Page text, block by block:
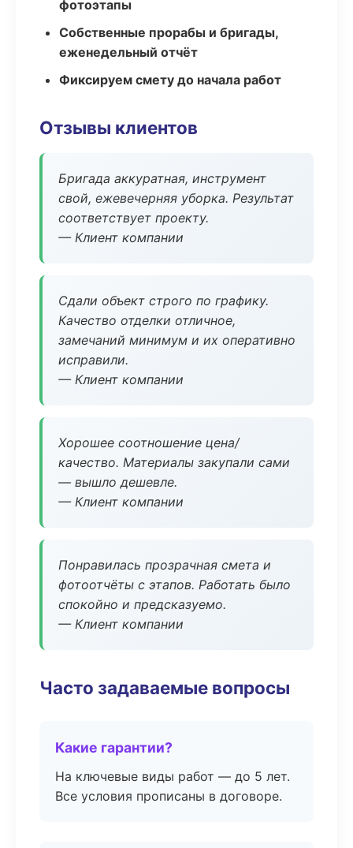
фотоэтапы
Собственные прорабы и бригады,
еженедельный отчёт
Фиксируем смету до начала работ
Отзывы клиентов
Бригада аккуратная, инструмент
свой, ежевечерняя уборка. Результат
соответствует проекту.
— Клиент компании
Сдали объект строго по графику.
Качество отделки отличное,
замечаний минимум и их оперативно
исправили.
— Клиент компании
Хорошее соотношение цена/
качество. Материалы закупали сами
— вышло дешевле.
— Клиент компании
Понравилась прозрачная смета и
фотоотчёты с этапов. Работать было
спокойно и предсказуемо.
— Клиент компании
Часто задаваемые вопросы
Какие гарантии?
На ключевые виды работ — до 5 лет.
Все условия прописаны в договоре.